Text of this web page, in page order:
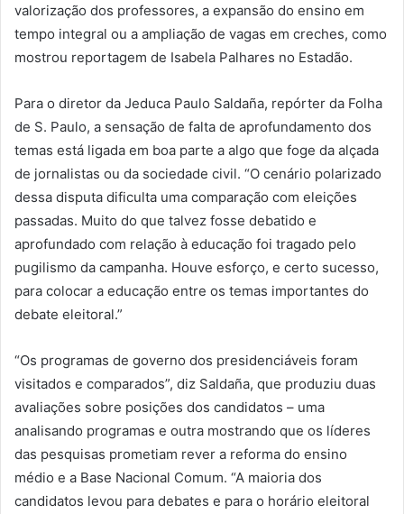
valorização dos professores, a expansão do ensino em
tempo integral ou a ampliação de vagas em creches, como
mostrou reportagem de Isabela Palhares no Estadão.
Para o diretor da Jeduca Paulo Saldaña, repórter da Folha
de S. Paulo, a sensação de falta de aprofundamento dos
temas está ligada em boa parte a algo que foge da alçada
de jornalistas ou da sociedade civil. “O cenário polarizado
dessa disputa dificulta uma comparação com eleições
passadas. Muito do que talvez fosse debatido e
aprofundado com relação à educação foi tragado pelo
pugilismo da campanha. Houve esforço, e certo sucesso,
para colocar a educação entre os temas importantes do
debate eleitoral.”
“Os programas de governo dos presidenciáveis foram
visitados e comparados”, diz Saldaña, que produziu duas
avaliações sobre posições dos candidatos – uma
analisando programas e outra mostrando que os líderes
das pesquisas prometiam rever a reforma do ensino
médio e a Base Nacional Comum. “A maioria dos
candidatos levou para debates e para o horário eleitoral